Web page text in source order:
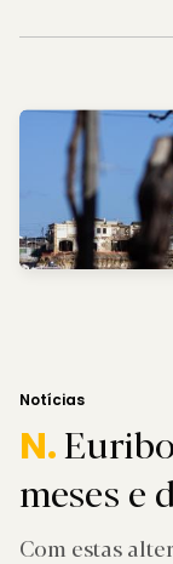
Notícias
N.
meses e
Com estas